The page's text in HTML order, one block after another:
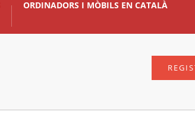
ORDINADORS I MÒBILS EN CATALÀ